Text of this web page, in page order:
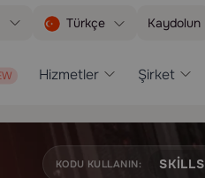
Türkçe Kaydolun
Hizmetler Şirket
KODU KULLANIN: SKILLS